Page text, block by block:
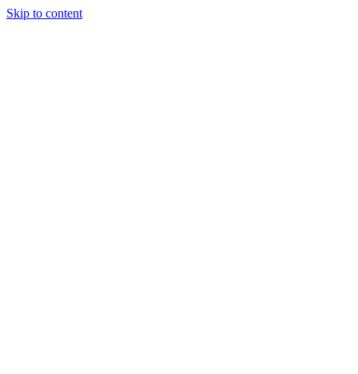
Skip to content